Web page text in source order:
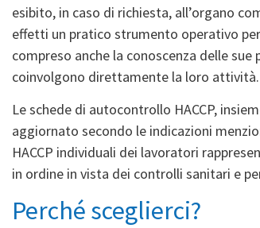
esibito, in caso di richiesta, all’organo
effetti un pratico strumento operativo
compreso anche la conoscenza delle
coinvolgono direttamente la loro attività.
Le schede di autocontrollo HACCP,
aggiornato secondo le indicazioni
HACCP individuali dei lavoratori
in ordine in vista dei controlli sanitari e
Perché sceglierci?